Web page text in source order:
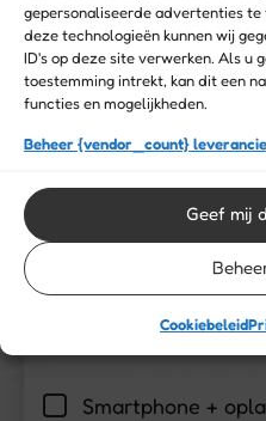
gepersonaliseerde advertenties
deze technologieën kunnen wij
ID's op deze site verwerken. Als u
toestemming intrekt, kan dit een
functies en mogelijkheden.
Beheer {vendor_count}
Geef mij
Cookiebeleid
Nagellak
Nagellak remover
Wattenschijfjes
Wattenstaafjes
Nagelvijltje
Klein spiegeltje
Entertainment
Smartphone +